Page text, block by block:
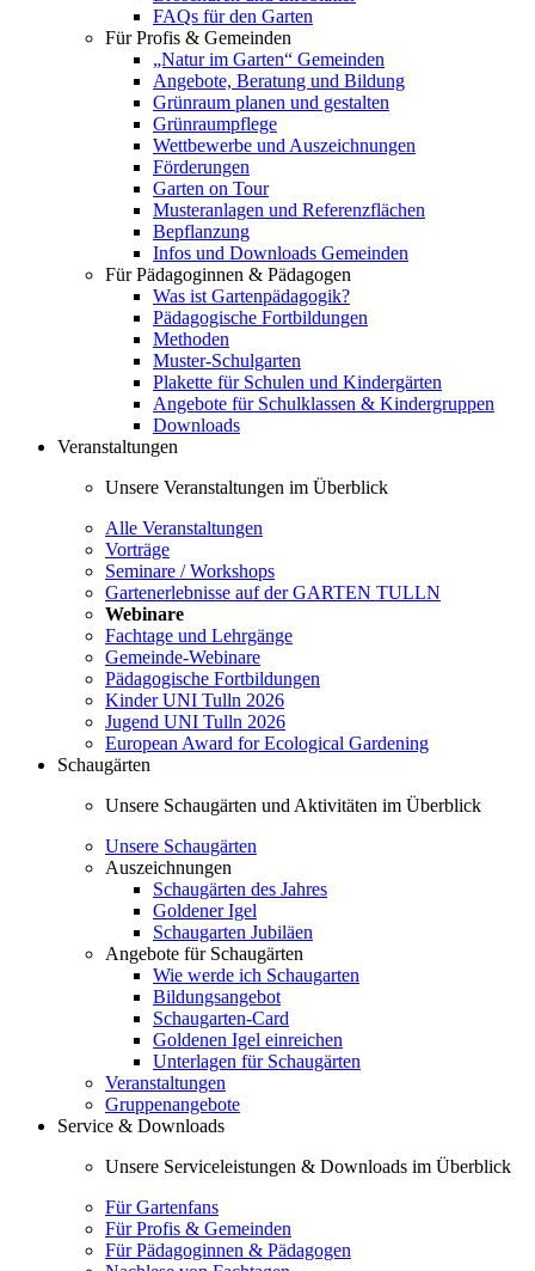
FAQs für den Garten
Für Profis & Gemeinden
„Natur im Garten“ Gemeinden
Angebote, Beratung und Bildung
Grünraum planen und gestalten
Grünraumpflege
Wettbewerbe und Auszeichnungen
Förderungen
Garten on Tour
Musteranlagen und Referenzflächen
Bepflanzung
Infos und Downloads Gemeinden
Für Pädagoginnen & Pädagogen
Was ist Gartenpädagogik?
Pädagogische Fortbildungen
Methoden
Muster-Schulgarten
Plakette für Schulen und Kindergärten
Angebote für Schulklassen & Kindergruppen
Downloads
Veranstaltungen
Unsere Veranstaltungen im Überblick
Alle Veranstaltungen
Vorträge
Seminare / Workshops
Gartenerlebnisse auf der GARTEN TULLN
Webinare
Fachtage und Lehrgänge
Gemeinde-Webinare
Pädagogische Fortbildungen
Kinder UNI Tulln 2026
Jugend UNI Tulln 2026
European Award for Ecological Gardening
Schaugärten
Unsere Schaugärten und Aktivitäten im Überblick
Unsere Schaugärten
Auszeichnungen
Schaugärten des Jahres
Goldener Igel
Schaugarten Jubiläen
Angebote für Schaugärten
Wie werde ich Schaugarten
Bildungsangebot
Schaugarten-Card
Goldenen Igel einreichen
Unterlagen für Schaugärten
Veranstaltungen
Gruppenangebote
Service & Downloads
Unsere Serviceleistungen & Downloads im Überblick
Für Gartenfans
Für Profis & Gemeinden
Für Pädagoginnen & Pädagogen